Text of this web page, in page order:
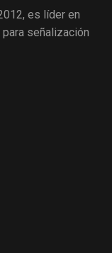
es líder en
señalización